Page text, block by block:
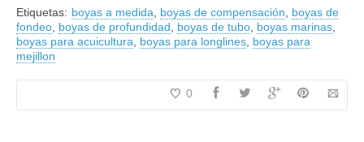
Etiquetas: boyas a medida, boyas de compensación, boyas de
fondeo, boyas de profundidad, boyas de tubo, boyas marinas,
boyas para acuicultura, boyas para longlines, boyas para
mejillon
0